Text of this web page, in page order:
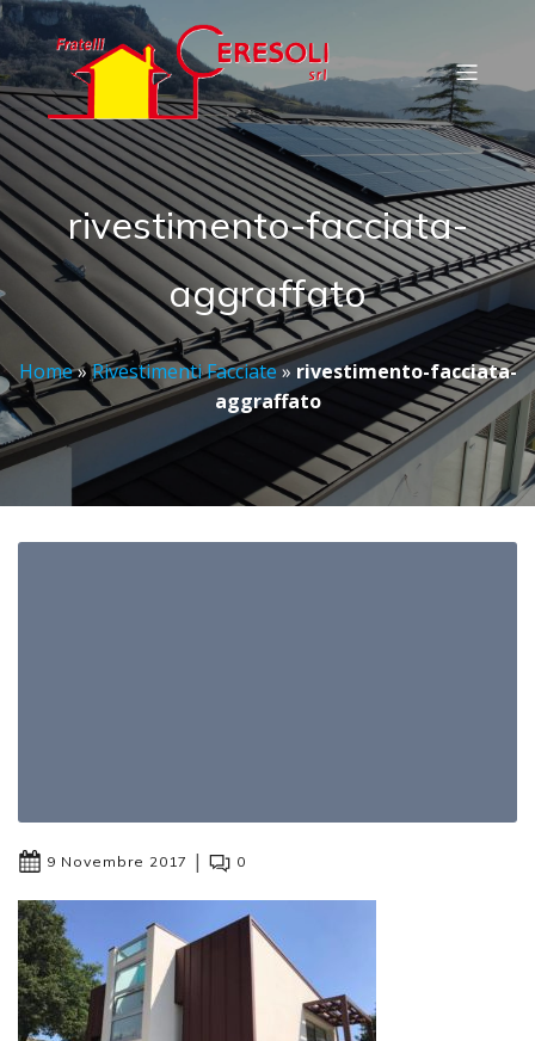
rivestimento-facciata-
aggraffato
Home»Rivestimenti Facciate» rivestimento-facciata-
aggraffato
9 Novembre 2017 | 0